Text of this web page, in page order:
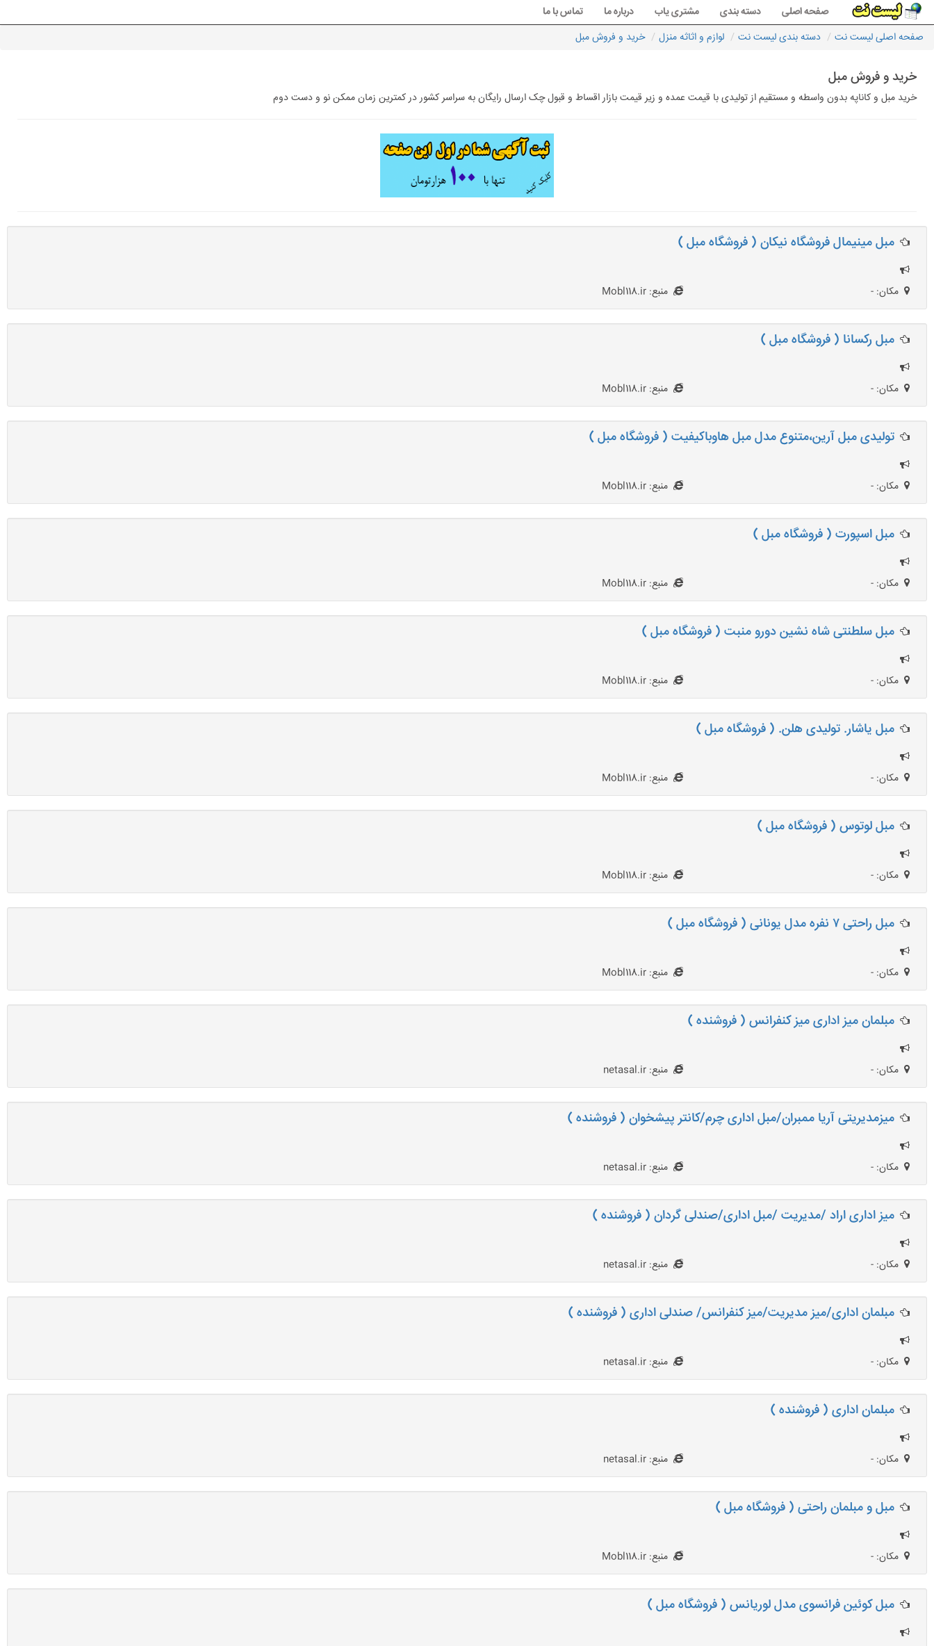
صفحه اصلی دسته بندی مشتری یاب درباره ما
تماس با ما
صفحه اصلی لیست نت
دسته بندی لیست نت لوازم و اثاثه منزل خرید و فروش مبل
خرید و فروش مبل
خرید مبل و کاناپه بدون واسطه و مستقیم از تولیدی با قیمت عمده و زیر قیمت بازار اقساط و قبول چک ارسال رایگان به سراسر کشور در کمترین زمان ممکن نو و دست دوم
مبل مینیمال فروشگاه نیکان ( فروشگاه مبل )
مکان: - منبع: Mobl118.ir
مبل رکسانا ( فروشگاه مبل )
مکان: - منبع: Mobl118.ir
تولیدی مبل آرین،متنوع مدل مبل هاوباکیفیت ( فروشگاه مبل )
مکان: - منبع: Mobl118.ir
مبل اسپورت ( فروشگاه مبل )
مکان: - منبع: Mobl118.ir
مبل سلطنتی شاه نشین دورو منبت ( فروشگاه مبل )
مکان: - منبع: Mobl118.ir
مبل یاشار. تولیدی هلن. ( فروشگاه مبل )
مکان: - منبع: Mobl118.ir
مبل لوتوس ( فروشگاه مبل )
مکان: - منبع: Mobl118.ir
مبل راحتی ۷ نفره مدل یونانی ( فروشگاه مبل )
مکان: - منبع: Mobl118.ir
مبلمان میز اداری میز کنفرانس ( فروشنده )
مکان: - منبع: netasal.ir
میزمدیریتی آریا ممبران/مبل اداری چرم/کانتر پیشخوان ( فروشنده )
مکان: - منبع: netasal.ir
میز اداری اراد /مدیریت /مبل اداری/صندلی گردان ( فروشنده )
مکان: - منبع: netasal.ir
مبلمان اداری/میز مدیریت/میز کنفرانس/ صندلی اداری ( فروشنده )
مکان: - منبع: netasal.ir
مبلمان اداری ( فروشنده )
مکان: - منبع: netasal.ir
مبل و مبلمان راحتی ( فروشگاه مبل )
مکان: - منبع: Mobl118.ir
مبل کوئین فرانسوی مدل لوریانس ( فروشگاه مبل )